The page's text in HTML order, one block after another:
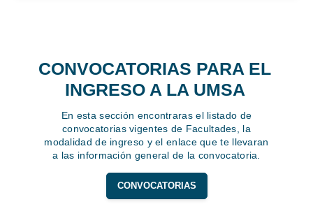
CONVOCATORIAS PARA EL
INGRESO A LA UMSA
En esta sección encontraras el listado de
convocatorias vigentes de Facultades, la
modalidad de ingreso y el enlace que te llevaran
a las información general de la convocatoria.
CONVOCATORIAS